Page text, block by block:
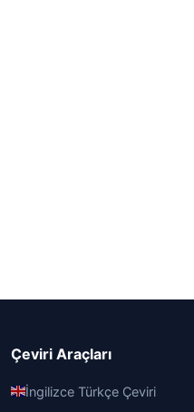
Çeviri Araçları
İngilizce Türkçe Çeviri